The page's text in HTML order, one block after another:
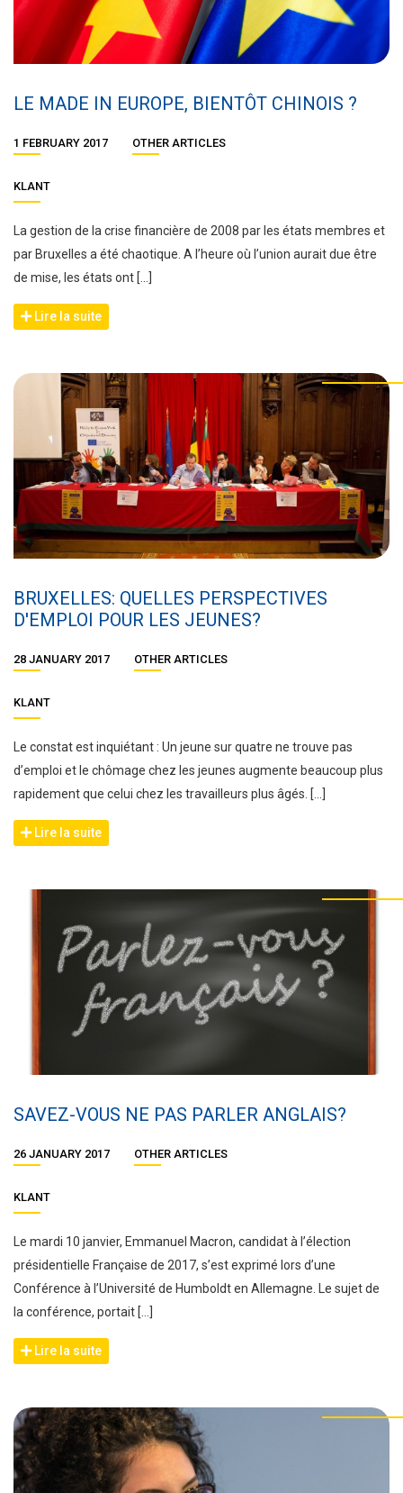
LE MADE IN EUROPE, BIENTÔT CHINOIS ?
1 FEBRUARY 2017 OTHER ARTICLES
KLANT
La gestion de la crise financière de 2008 par les états membres et
par Bruxelles a été chaotique. A l’heure où l’union aurait due être
de mise, les états ont […]
Lire la suite
BRUXELLES: QUELLES PERSPECTIVES
D'EMPLOI POUR LES JEUNES?
28 JANUARY 2017 OTHER ARTICLES
KLANT
Le constat est inquiétant : Un jeune sur quatre ne trouve pas
d’emploi et le chômage chez les jeunes augmente beaucoup plus
rapidement que celui chez les travailleurs plus âgés. […]
Lire la suite
SAVEZ-VOUS NE PAS PARLER ANGLAIS?
26 JANUARY 2017 OTHER ARTICLES
KLANT
Le mardi 10 janvier, Emmanuel Macron, candidat à l’élection
présidentielle Française de 2017, s’est exprimé lors d’une
Conférence à l’Université de Humboldt en Allemagne. Le sujet de
la conférence, portait […]
Lire la suite